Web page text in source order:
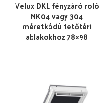
Velux DKL fényzáró roló
MK04 vagy 304
méretkódú tetőtéri
ablakokhoz 78×98